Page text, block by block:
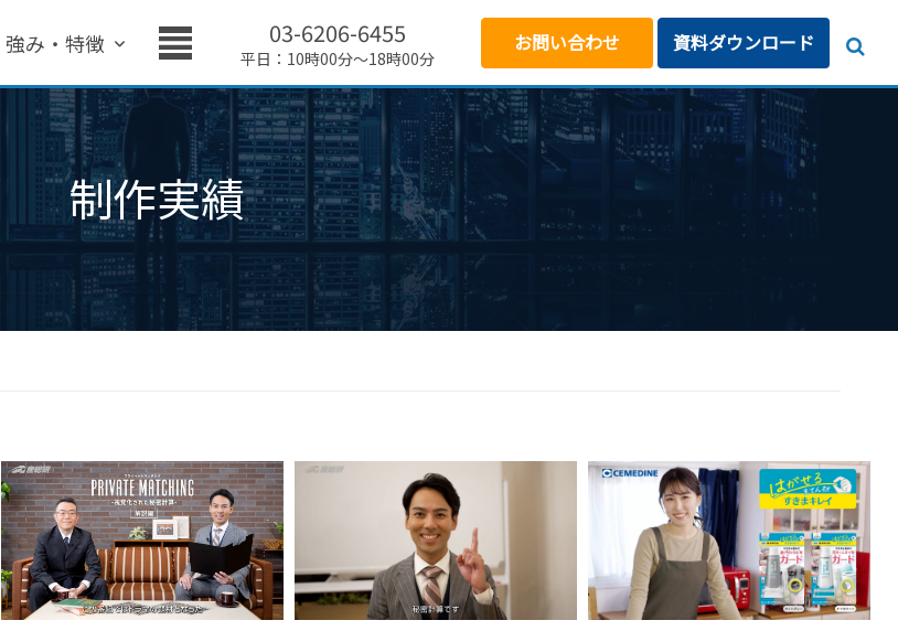
強み・特徴 03-6206-6455
平日：10時00分～18時00分
お問い合わせ 資料ダウンロード
制作実績